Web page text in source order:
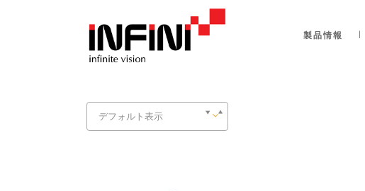
製品情報
デフォルト表示